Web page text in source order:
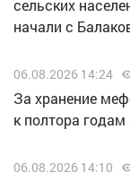
сельских
начали с
06.08.2026 14:24
За хранение
к полтора
06.08.2026 14:10